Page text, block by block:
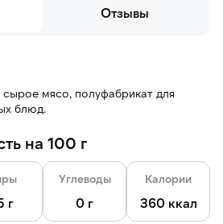
Отзывы
мясо, полуфабрикат для
блюд.
на 100 г
г
Углеводы
0 г
Калории
360 ккал